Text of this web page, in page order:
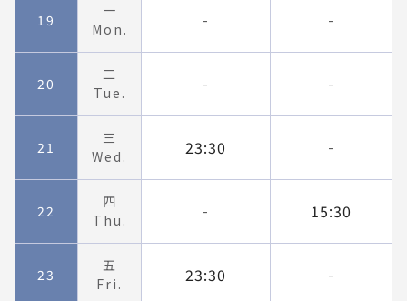
19
一
Mon.
- -
20
二
Tue.
- -
21
三
Wed.
23:30 -
22
四
Thu.
- 15:30
23
五
Fri.
23:30 -